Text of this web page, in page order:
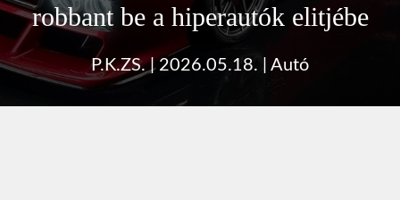
robbant be a hiperautók elitjébe
P.K.ZS.|2026.05.18. Autó